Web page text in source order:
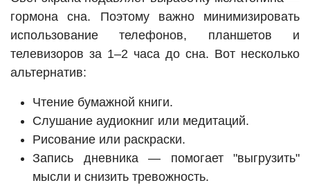
гормона сна. Поэтому важно минимизировать
использование телефонов, планшетов и
телевизоров за 1–2 часа до сна. Вот несколько
альтернатив:
Чтение бумажной книги.
Слушание аудиокниг или медитаций.
Рисование или раскраски.
Запись дневника — помогает "выгрузить"
мысли и снизить тревожность.